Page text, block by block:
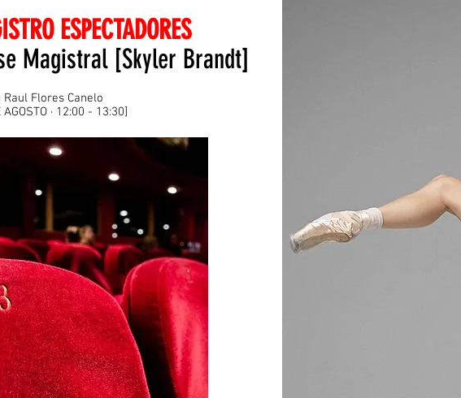
ESPECTADORES
Magistral [Skyler Brandt]
Raul Flores Canelo
AGOSTO · 12:00 - 13:30]